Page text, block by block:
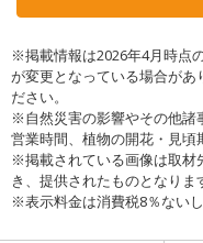
※掲載情報は2026年4月時点
が変更となっている場合があ
ださい。
※自然災害の影響やその他諸
営業時間、植物の開花・見頃
※掲載されている画像は取材
き、提供されたものとなりま
※表示料金は消費税8％ないし